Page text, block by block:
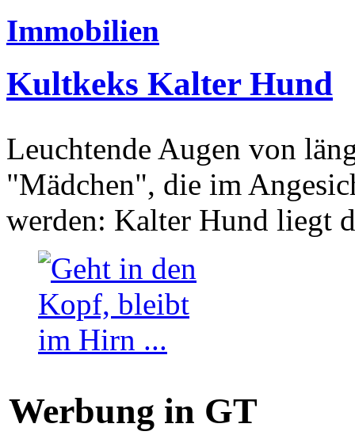
Immobilien
Kultkeks Kalter Hund
Leuchtende Augen von
"Mädchen", die im
werden: Kalter Hund liegt
Werbung in GT